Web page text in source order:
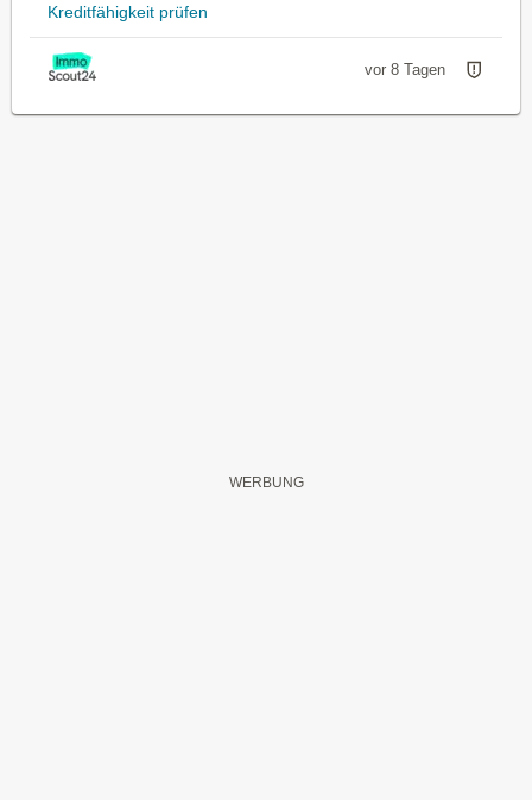
Kreditfähigkeit prüfen
vor 8 Tagen